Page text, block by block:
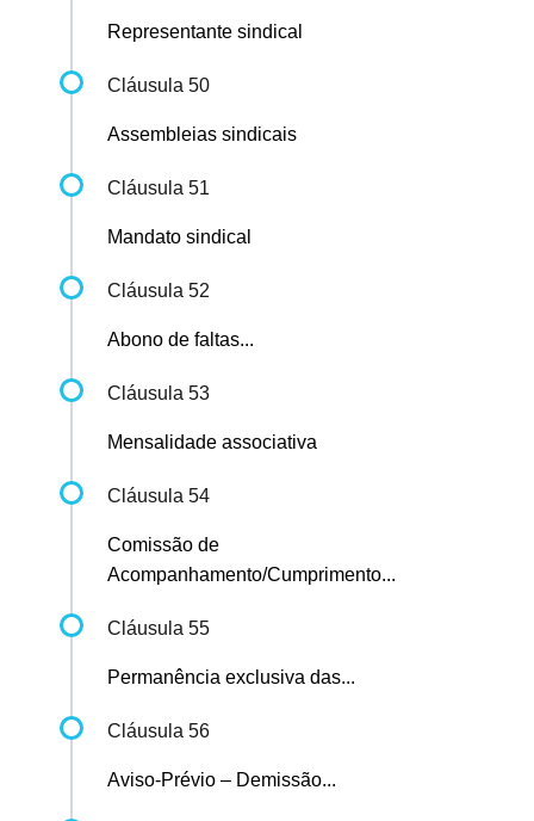
Representante sindical
Cláusula 50
Assembleias sindicais
Cláusula 51
Mandato sindical
Cláusula 52
Abono de faltas...
Cláusula 53
Mensalidade associativa
Cláusula 54
Comissão de
Acompanhamento/Cumprimento...
Cláusula 55
Permanência exclusiva das...
Cláusula 56
Aviso-Prévio – Demissão...